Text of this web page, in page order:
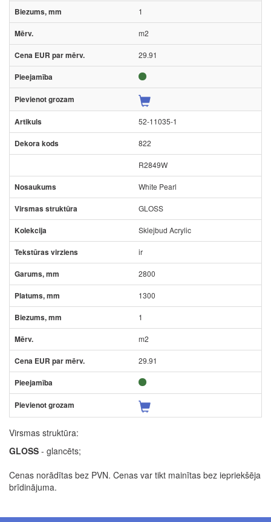
1
m2
29.91
52-11035-1
822
R2849W
White Pearl
GLOSS
Sklejbud Acrylic
ir
2800
1300
1
m2
29.91
Virsmas struktūra:
GLOSS - glancēts;
Cenas norādītas bez PVN. Cenas var tikt mainītas bez iepriekšēja
brīdinājuma.